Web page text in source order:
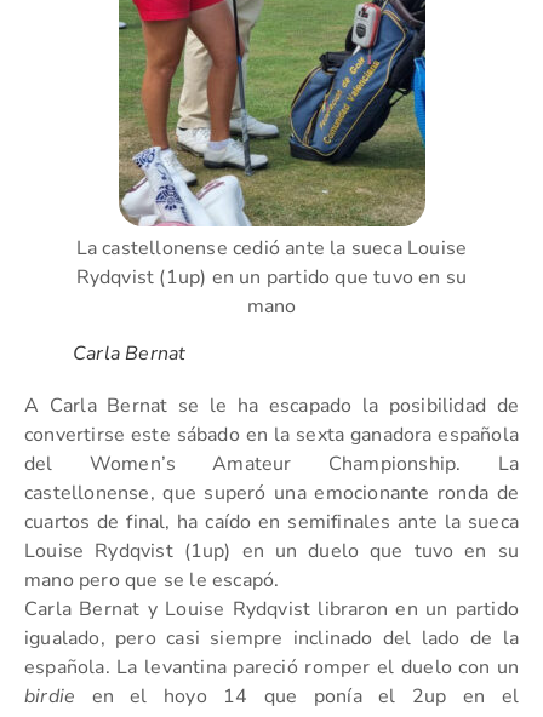
La castellonense cedió ante la sueca Louise
Rydqvist (1up) en un partido que tuvo en su
mano
Carla Bernat
A Carla Bernat se le ha escapado la posibilidad de
convertirse este sábado en la sexta ganadora española
del Women’s Amateur Championship. La
castellonense, que superó una emocionante ronda de
cuartos de final, ha caído en semifinales ante la sueca
Louise Rydqvist (1up) en un duelo que tuvo en su
mano pero que se le escapó.
Carla Bernat y Louise Rydqvist libraron en un partido
igualado, pero casi siempre inclinado del lado de la
española. La levantina pareció romper el duelo con un
birdie en el hoyo 14 que ponía el 2up en el